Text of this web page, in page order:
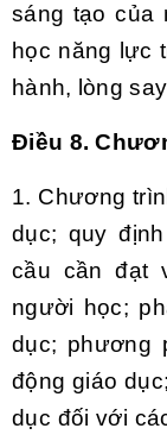
sáng tạo của
học năng lực
hành, lòng
Điều 8.
1. Chương
dục; quy
cầu cần đạt
người học;
dục; phương
động giáo
dục đối với